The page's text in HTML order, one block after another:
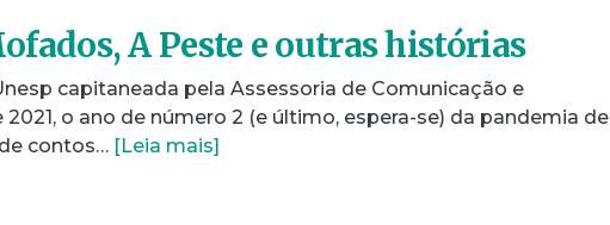
A Peste e outras histórias
capitaneada pela Assessoria de Comunicação e
2021, o ano de número 2 (e último, espera-se) da pandemia de
contos… [Leia mais]